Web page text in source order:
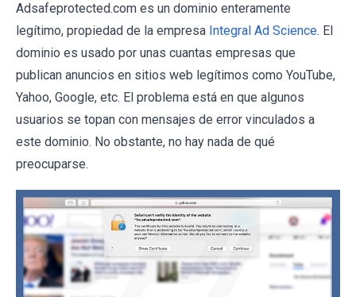
Adsafeprotected.com es un dominio enteramente
legítimo, propiedad de la empresa Integral Ad Science. El
dominio es usado por unas cuantas empresas que
publican anuncios en sitios web legítimos como YouTube,
Yahoo, Google, etc. El problema está en que algunos
usuarios se topan con mensajes de error vinculados a
este dominio. No obstante, no hay nada de qué
preocuparse.